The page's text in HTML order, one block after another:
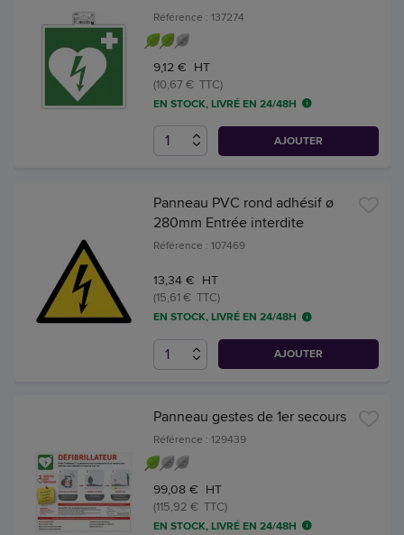
Référence : 137274
9,12 € HT
(10,67 € TTC)
EN STOCK, LIVRÉ EN 24/48H
AJOUTER
Panneau PVC rond adhésif ø
280mm Entrée interdite
Référence : 107469
13,34 € HT
(15,61 € TTC)
EN STOCK, LIVRÉ EN 24/48H
AJOUTER
Panneau gestes de 1er secours
Référence : 129439
99,08 € HT
(115,92 € TTC)
EN STOCK, LIVRÉ EN 24/48H